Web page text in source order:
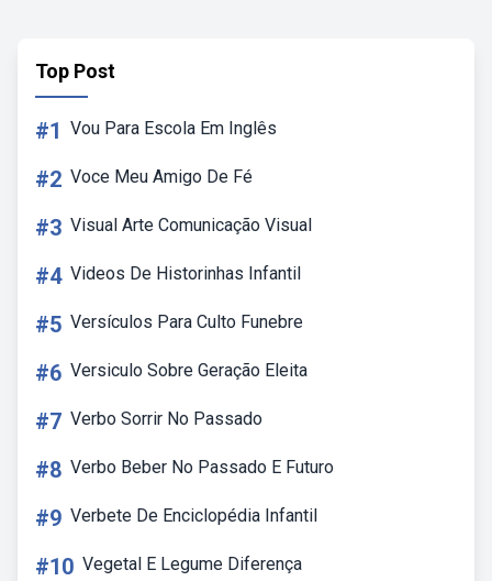
Top Post
#1 Vou Para Escola Em Inglês
#2 Voce Meu Amigo De Fé
#3 Visual Arte Comunicação Visual
#4 Videos De Historinhas Infantil
#5 Versículos Para Culto Funebre
#6 Versiculo Sobre Geração Eleita
#7 Verbo Sorrir No Passado
#8 Verbo Beber No Passado E Futuro
#9 Verbete De Enciclopédia Infantil
#10 Vegetal E Legume Diferença